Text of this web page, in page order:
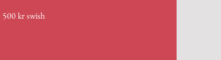
500 kr swish